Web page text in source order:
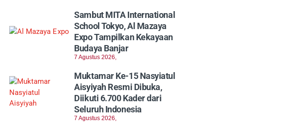
Sambut MITA International
School Tokyo, Al Mazaya
Expo Tampilkan Kekayaan
Budaya Banjar
7 Agustus 2026,
Muktamar Ke-15 Nasyiatul
Aisyiyah Resmi Dibuka,
Diikuti 6.700 Kader dari
Seluruh Indonesia
7 Agustus 2026,